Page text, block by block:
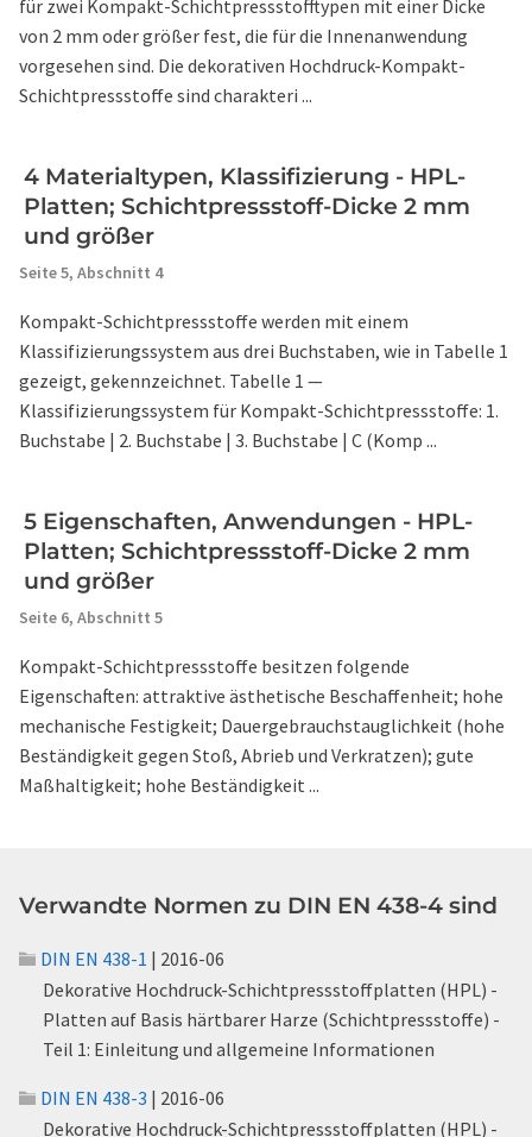
für zwei Kompakt-Schichtpressstofftypen mit einer Dicke
von 2 mm oder größer fest, die für die Innenanwendung
vorgesehen sind. Die dekorativen Hochdruck-Kompakt-
Schichtpressstoffe sind charakteri ...
4 Materialtypen, Klassifizierung - HPL-
Platten; Schichtpressstoff-Dicke 2 mm
und größer
Seite 5, Abschnitt 4
Kompakt-Schichtpressstoffe werden mit einem
Klassifizierungssystem aus drei Buchstaben, wie in Tabelle 1
gezeigt, gekennzeichnet. Tabelle 1 —
Klassifizierungssystem für Kompakt-Schichtpressstoffe: 1.
Buchstabe | 2. Buchstabe | 3. Buchstabe | C (Komp ...
5 Eigenschaften, Anwendungen - HPL-
Platten; Schichtpressstoff-Dicke 2 mm
und größer
Seite 6, Abschnitt 5
Kompakt-Schichtpressstoffe besitzen folgende
Eigenschaften: attraktive ästhetische Beschaffenheit; hohe
mechanische Festigkeit; Dauergebrauchstauglichkeit (hohe
Beständigkeit gegen Stoß, Abrieb und Verkratzen); gute
Maßhaltigkeit; hohe Beständigkeit ...
Verwandte Normen zu DIN EN 438-4 sind
DIN EN 438-1 | 2016-06
Dekorative Hochdruck-Schichtpressstoffplatten (HPL) -
Platten auf Basis härtbarer Harze (Schichtpressstoffe) -
Teil 1: Einleitung und allgemeine Informationen
DIN EN 438-3 | 2016-06
Dekorative Hochdruck-Schichtpressstoffplatten (HPL) -